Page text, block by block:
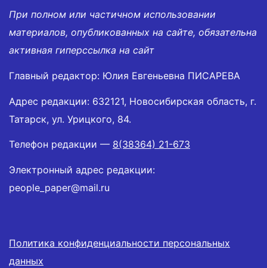
При полном или частичном использовании
материалов, опубликованных на сайте, обязательна
активная гиперссылка на сайт
Главный редактор: Юлия Евгеньевна ПИСАРЕВА
Адрес редакции: 632121, Новосибирская область, г.
Татарск, ул. Урицкого, 84.
Телефон редакции — 8(38364) 21-673
Электронный адрес редакции:
people_paper@mail.ru
Политика конфиденциальности персональных
данных